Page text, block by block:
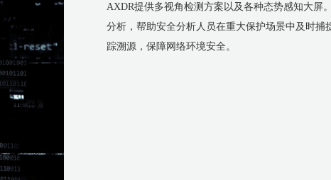
AXDR提供多视角检测方案以及各种态势感知大屏
分析，帮助安全分析人员在重大保护场景中及时捕
踪溯源，保障网络环境安全。